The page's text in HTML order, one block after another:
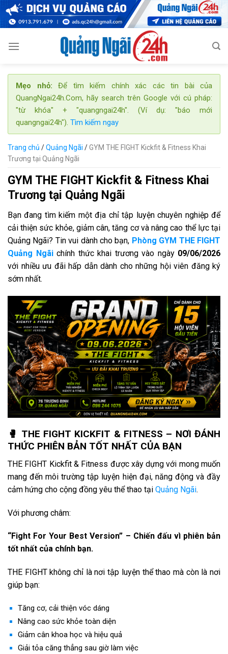
Skip
to
Mẹo nhỏ: Để tìm kiếm chính xác các tin bài của
QuangNgai24h.Com, hãy search trên Google với cú pháp:
"từ khóa" + "quangngai24h". (Ví dụ: "báo mới
quangngai24h"). Tìm kiếm ngay
Trang chủ /Quảng Ngãi /GYM THE FIGHT Kickfit & Fitness Khai
Trương tại Quảng Ngãi
GYM THE FIGHT Kickfit & Fitness Khai
Trương tại Quảng Ngãi
Bạn đang tìm kiếm một địa chỉ tập luyện chuyên nghiệp để
cải thiện sức khỏe, giảm cân, tăng cơ và nâng cao thể lực tại
Quảng Ngãi? Tin vui dành cho bạn, Phòng GYM THE FIGHT
Quảng Ngãichính thức khai trương vào ngày 09/06/2026
với nhiều ưu đãi hấp dẫn dành cho những hội viên đăng ký
sớm nhất.
🥊 THE FIGHT KICKFIT & FITNESS – NƠI ĐÁNH
THỨC PHIÊN BẢN TỐT NHẤT CỦA BẠN
THE FIGHT Kickfit & Fitness được xây dựng với mong muốn
mang đến môi trường tập luyện hiện đại, năng động và đầy
cảm hứng cho cộng đồng yêu thể thao tại Quảng Ngãi.
Với phương châm:
“Fight For Your Best Version” – Chiến đấu vì phiên bản
tốt nhất của chính bạn.
THE FIGHT không chỉ là nơi tập luyện thể thao mà còn là nơi
giúp bạn:
Tăng cơ, cải thiện vóc dáng
Nâng cao sức khỏe toàn diện
Giảm cân khoa học và hiệu quả
Giải tỏa căng thẳng sau giờ làm việc